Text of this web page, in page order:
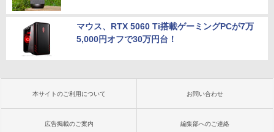
マウス、RTX 5060 Ti搭載ゲーミングPCが7万
5,000円オフで30万円台！
本サイトのご利用について お問い合わせ
広告掲載のご案内 編集部へのご連絡